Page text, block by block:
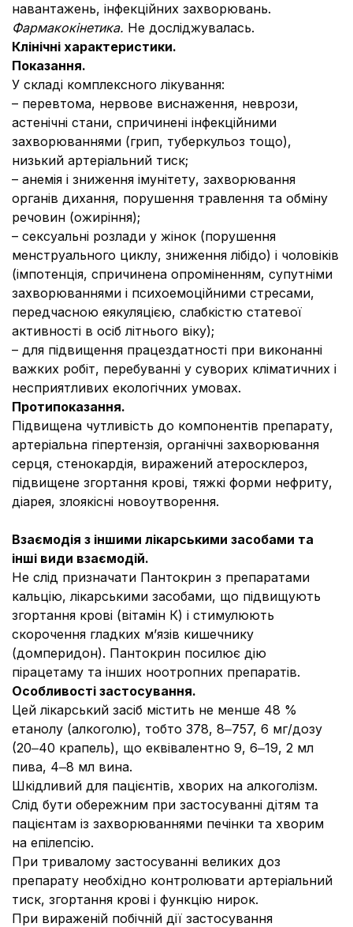
навантажень, інфекційних захворювань.
Фармакокінетика. Не досліджувалась.
Клінічні характеристики.
Показання.
У складі комплексного лікування:
– перевтома, нервове виснаження, неврози,
астенічні стани, спричинені інфекційними
захворюваннями (грип, туберкульоз тощо),
низький артеріальний тиск;
– анемія і зниження імунітету, захворювання
органів дихання, порушення травлення та обміну
речовин (ожиріння);
– сексуальні розлади у жінок (порушення
менструального циклу, зниження лібідо) і чоловіків
(імпотенція, спричинена опроміненням, супутніми
захворюваннями і психоемоційними стресами,
передчасною еякуляцією, слабкістю статевої
активності в осіб літнього віку);
– для підвищення працездатності при виконанні
важких робіт, перебуванні у суворих кліматичних і
несприятливих екологічних умовах.
Протипоказання.
Підвищена чутливість до компонентів препарату,
артеріальна гіпертензія, органічні захворювання
серця, стенокардія, виражений атеросклероз,
підвищене згортання крові, тяжкі форми нефриту,
діарея, злоякісні новоутворення.
Взаємодія з іншими лікарськими засобами та
інші види взаємодій.
Не слід призначати Пантокрин з препаратами
кальцію, лікарськими засобами, що підвищують
згортання крові (вітамін К) і стимулюють
скорочення гладких м’язів кишечнику
(домперидон). Пантокрин посилює дію
пірацетаму та інших ноотропних препаратів.
Особливості застосування.
Цей лікарський засіб містить не менше 48 %
етанолу (алкоголю), тобто 378, 8‒757, 6 мг/дозу
(20‒40 крапель), що еквівалентно 9, 6‒19, 2 мл
пива, 4‒8 мл вина.
Шкідливий для пацієнтів, хворих на алкоголізм.
Слід бути обережним при застосуванні дітям та
пацієнтам із захворюваннями печінки та хворим
на епілепсію.
При тривалому застосуванні великих доз
препарату необхідно контролювати артеріальний
тиск, згортання крові і функцію нирок.
При вираженій побічній дії застосування